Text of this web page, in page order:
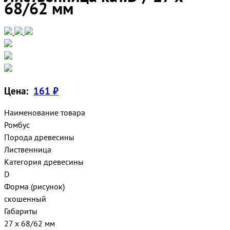
68/62 мм
Цена: 161 ₽
Наименование товара
Ромбус
Порода древесины
Лиственница
Категория древесины
D
Форма (рисунок)
скошенный
Габариты
27 х 68/62 мм